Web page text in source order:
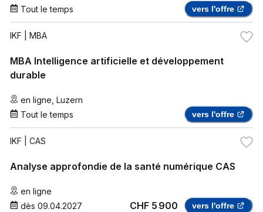
Tout le temps
vers l'offre
IKF | MBA
MBA Intelligence artificielle et développement
durable
en ligne Luzern
Tout le temps
vers l'offre
IKF | CAS
Analyse approfondie de la santé numérique CAS
en ligne
dès 09.04.2027 CHF 5 900 vers l'offre